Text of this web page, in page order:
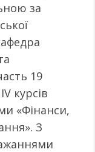
за
19
курсів
«Фінанси,
З